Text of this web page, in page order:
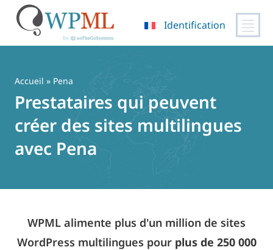
contenu
Identification
Accueil » Pena
Prestataires qui peuvent
créer des sites multilingues
avec Pena
WPML alimente plus d'un million de sites
WordPress multilingues pour plus de 250 000